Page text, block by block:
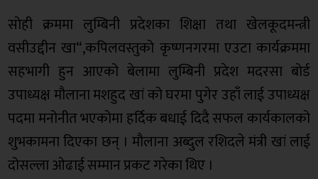
सोही क्रममा लुम्बिनी प्रदेशका शिक्षा तथा खेलकूदमन्त्री
वसीउद्दीन खा“,कपिलवस्तुको कृष्णनगरमा एउटा कार्यक्रममा
सहभागी हुन आएको बेलामा लुम्बिनी प्रदेश मदरसा बोर्ड
उपाध्यक्ष मौलाना मशहुद खां को घरमा पुगेर उहाँ लाई उपाध्यक्ष
पदमा मनोनीत भएकोमा हर्दिक बधाई दिदै सफल कार्यकालको
शुभकामना दिएका छन् । मौलाना अब्दुल रशिदले मंत्री खां लाई
दोसल्ला ओढाई सम्मान प्रकट गरेका थिए ।